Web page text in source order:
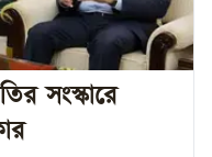
সংস্কারে